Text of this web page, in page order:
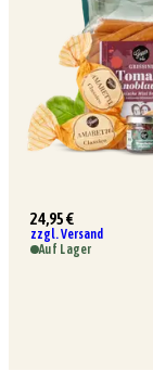
24,95 €
zzgl. Versand
Auf Lager